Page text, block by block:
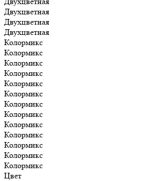
Двухцветная
Двухцветная
Двухцветная
Колормикс
Колормикс
Колормикс
Колормикс
Колормикс
Колормикс
Колормикс
Колормикс
Колормикс
Колормикс
Колормикс
Колормикс
Колормикс
Цвет